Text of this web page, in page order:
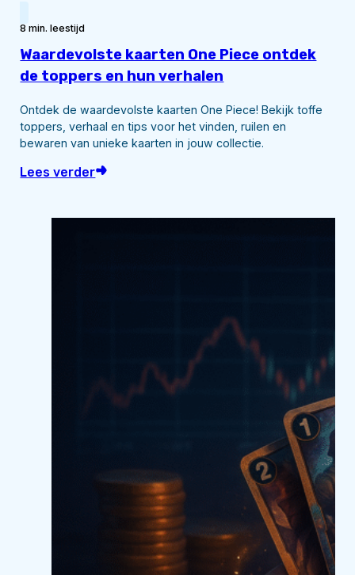
8 min. leestijd
Waardevolste kaarten One Piece ontdek
de toppers en hun verhalen
Ontdek de waardevolste kaarten One Piece! Bekijk toffe
toppers, verhaal en tips voor het vinden, ruilen en
bewaren van unieke kaarten in jouw collectie.
Lees verder